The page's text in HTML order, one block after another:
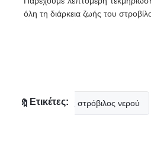
όλη τη διάρκεια ζωής του
Ετικέτες:
επικεφαλής στρόβιλος νερού